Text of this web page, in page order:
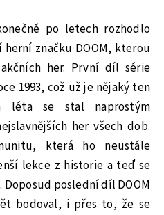
po letech rozhodlo
značku DOOM, kterou
her. První díl série
1993, což už je nějaký ten
léta se stal naprostým
her všech dob.
která ho neustále
lekce z historie a teď se
poslední díl DOOM
bodoval, i přes to, že se